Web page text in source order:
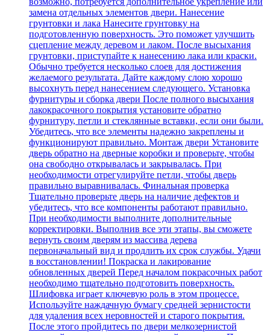
замена отдельных элементов двери. Нанесение
грунтовки и лака Нанесите грунтовку на
подготовленную поверхность. Это поможет улучшить
сцепление между деревом и лаком. После высыхания
грунтовки, приступайте к нанесению лака или краски.
Обычно требуется несколько слоев для достижения
желаемого результата. Дайте каждому слою хорошо
высохнуть перед нанесением следующего. Установка
фурнитуры и сборка двери После полного высыхания
лакокрасочного покрытия установите обратно
фурнитуру, петли и стеклянные вставки, если они были.
Убедитесь, что все элементы надежно закреплены и
функционируют правильно. Монтаж двери Установите
дверь обратно на дверные коробки и проверьте, чтобы
она свободно открывалась и закрывалась. При
необходимости отрегулируйте петли, чтобы дверь
правильно выравнивалась. Финальная проверка
Тщательно проверьте дверь на наличие дефектов и
убедитесь, что все компоненты работают правильно.
При необходимости выполните дополнительные
корректировки. Выполнив все эти этапы, вы сможете
вернуть своим дверям из массива дерева
первоначальный вид и продлить их срок службы. Удачи
в восстановлении! Покраска и лакирование
обновленных дверей Перед началом покрасочных работ
необходимо тщательно подготовить поверхность.
Шлифовка играет ключевую роль в этом процессе.
Используйте наждачную бумагу средней зернистости
для удаления всех неровностей и старого покрытия.
После этого пройдитесь по двери мелкозернистой